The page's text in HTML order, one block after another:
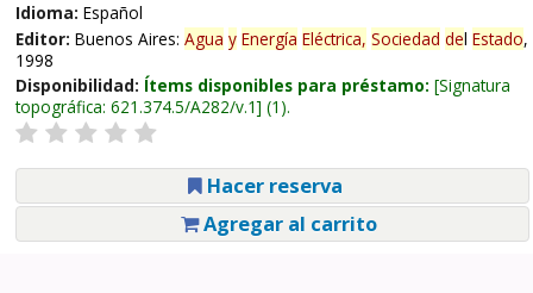
Idioma: Español
Editor: Buenos Aires: Agua y Energía Eléctrica, Sociedad del Estado,
1998
Disponibilidad: Ítems disponibles para préstamo: Signatura
topográfica: 621.374.5/A282/v.1 (1).
Hacer reserva
Agregar al carrito